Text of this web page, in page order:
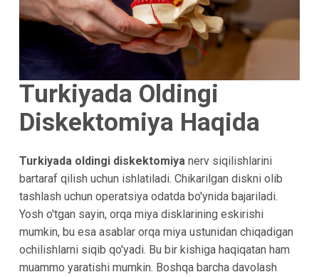
Turkiyada Oldingi
Diskektomiya Haqida
Turkiyada oldingi diskektomiyanerv siqilishlarini
bartaraf qilish uchun ishlatiladi. Chikarilgan diskni olib
tashlash uchun operatsiya odatda bo'ynida bajariladi.
Yosh o'tgan sayin, orqa miya disklarining eskirishi
mumkin, bu esa asablar orqa miya ustunidan chiqadigan
ochilishlarni siqib qo'yadi. Bu bir kishiga haqiqatan ham
muammo yaratishi mumkin. Boshqa barcha davolash